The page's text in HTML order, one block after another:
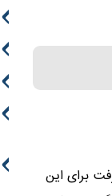
برای این